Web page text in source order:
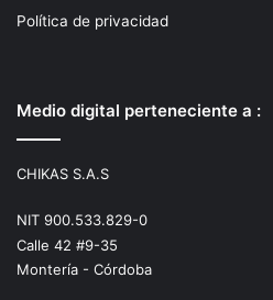
Política de privacidad
Medio digital perteneciente a :
CHIKAS S.A.S
NIT 900.533.829-0
Calle 42 #9-35
Montería - Córdoba